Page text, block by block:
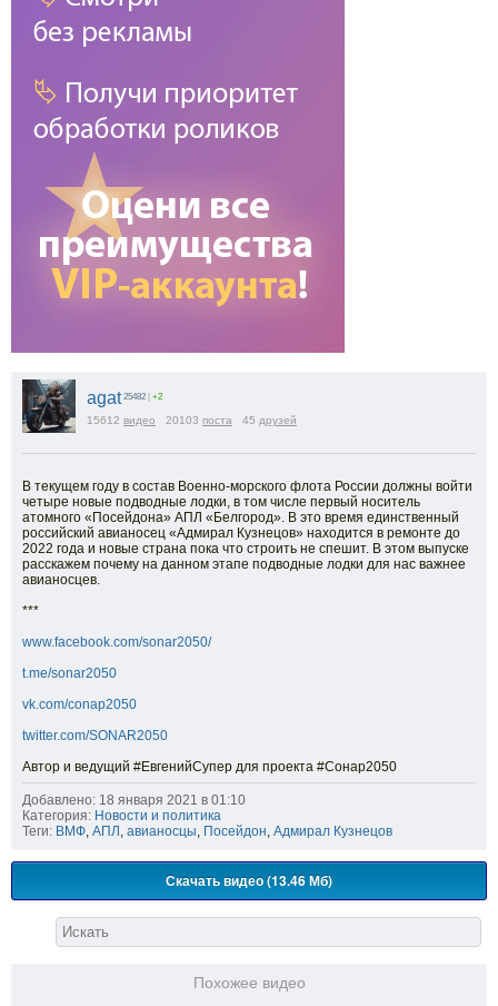
agat 25482 +2
15612 видео 20103 поста 45 друзей
В текущем году в состав Военно-морского флота России должны войти
четыре новые подводные лодки, в том числе первый носитель
атомного «Посейдона» АПЛ «Белгород». В это время единственный
российский авианосец «Адмирал Кузнецов» находится в ремонте до
2022 года и новые страна пока что строить не спешит. В этом выпуске
расскажем почему на данном этапе подводные лодки для нас важнее
авианосцев.
***
www.facebook.com/sonar2050/
t.me/sonar2050
vk.com/conap2050
twitter.com/SONAR2050
Автор и ведущий #ЕвгенийСупер для проекта #Сонар2050
Добавлено: 18 января 2021 в 01:10
Категория: Новости и политика
Теги: ВМФ, АПЛ , авианосцы, Посейдон, Адмирал Кузнецов
Скачать видео (13.46 Мб)
Похожее видео